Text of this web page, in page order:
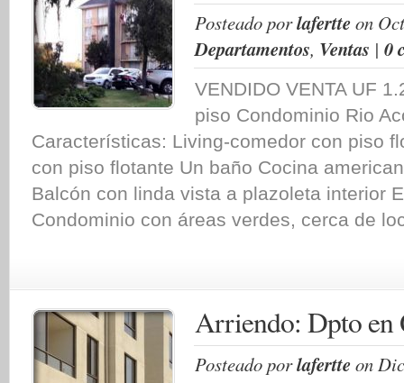
Posteado porlafertteon
Departamentos, Ventas | 0
VENDIDO VENTA UF
piso Condominio Rio
Características: Living-comedor con piso
con piso flotante Un baño Cocina
Balcón con linda vista a plazoleta interior
Condominio con áreas verdes, cerca de
Arriendo: Dpto en
Posteado porlafertteon